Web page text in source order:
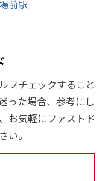
前駅
フチェックすること
った場合、参考にし
お気軽にファストド
い。